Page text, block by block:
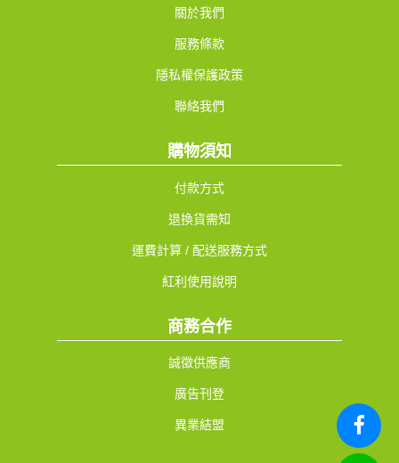
關於我們
服務條款
隱私權保護政策
聯絡我們
購物須知
付款方式
退換貨需知
運費計算 / 配送服務方式
紅利使用說明
商務合作
誠徵供應商
廣告刊登
異業結盟